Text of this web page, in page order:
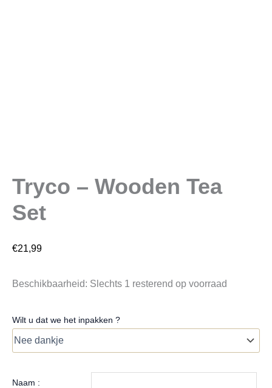
Tryco – Wooden Tea
Set
€21,99
Beschikbaarheid: Slechts 1 resterend op voorraad
Wilt u dat we het inpakken ?
Naam :